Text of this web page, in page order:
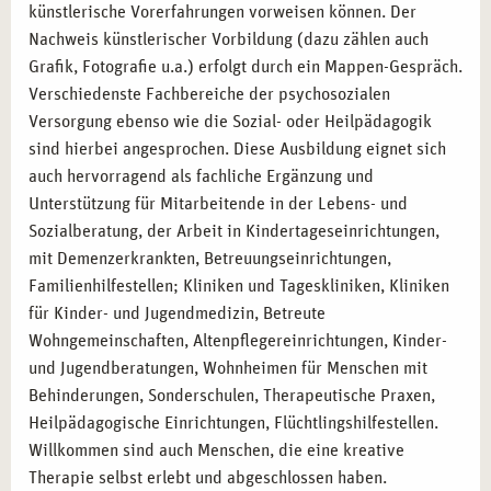
künstlerische Vorerfahrungen vorweisen können. Der
Nachweis künstlerischer Vorbildung (dazu zählen auch
Grafik, Fotografie u.a.) erfolgt durch ein Mappen-Gespräch.
Verschiedenste Fachbereiche der psychosozialen
Versorgung ebenso wie die Sozial- oder Heilpädagogik
sind hierbei angesprochen. Diese Ausbildung eignet sich
auch hervorragend als fachliche Ergänzung und
Unterstützung für Mitarbeitende in der Lebens- und
Sozialberatung, der Arbeit in Kindertageseinrichtungen,
mit Demenzerkrankten, Betreuungseinrichtungen,
Familienhilfestellen; Kliniken und Tageskliniken, Kliniken
für Kinder- und Jugendmedizin, Betreute
Wohngemeinschaften, Altenpflegereinrichtungen, Kinder-
und Jugendberatungen, Wohnheimen für Menschen mit
Behinderungen, Sonderschulen, Therapeutische Praxen,
Heilpädagogische Einrichtungen, Flüchtlingshilfestellen.
Willkommen sind auch Menschen, die eine kreative
Therapie selbst erlebt und abgeschlossen haben.